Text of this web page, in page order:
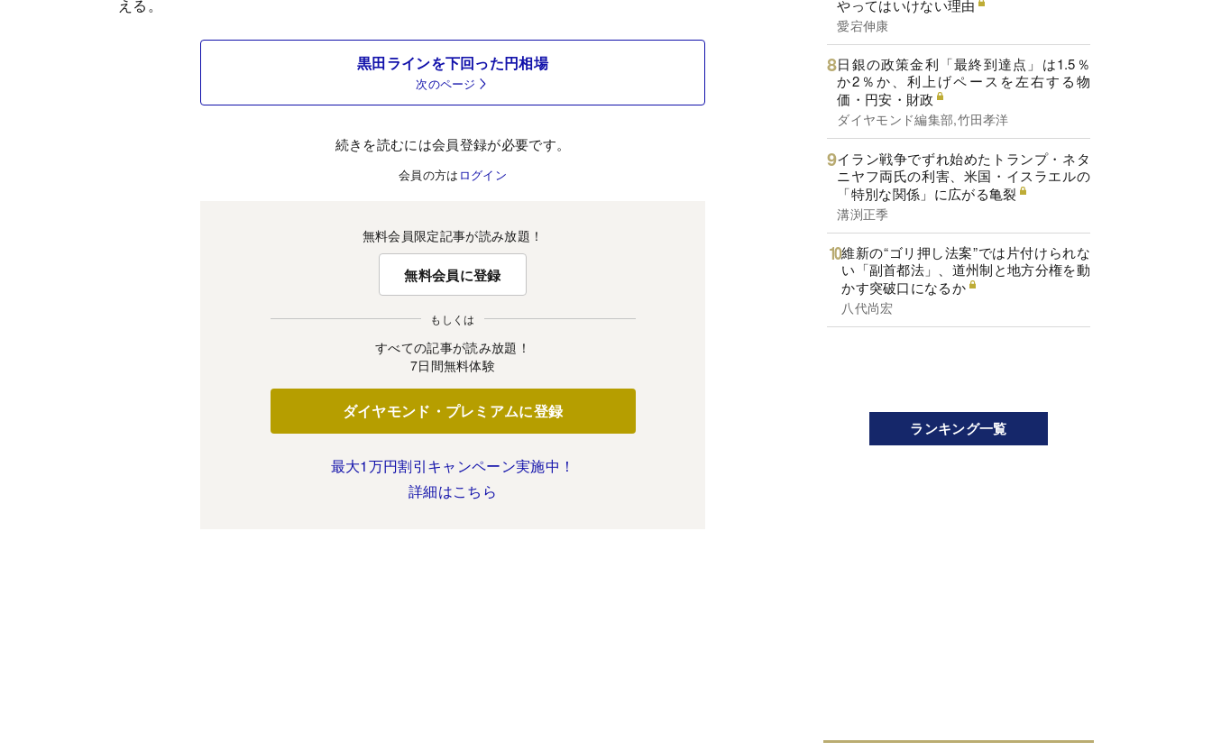
える。
黒田ラインを下回った円相場
次のページ
続きを読むには会員登録が必要です。
会員の方は ログイン
無料会員限定記事が読み放題！
無料会員に登録
もしくは
すべての記事が読み放題！
7日間無料体験
ダイヤモンド・プレミアムに登録
最大1万円割引キャンペーン実施中！
詳細はこちら
やってはいけない理由
愛宕伸康
日銀の政策金利「最終到達点」は1.5％
か2％か、利上げペースを左右する物
価・円安・財政
ダイヤモンド編集部,竹田孝洋
イラン戦争でずれ始めたトランプ・ネタ
ニヤフ両氏の利害、米国・イスラエルの
「特別な関係」に広がる亀裂
溝渕正季
維新の“ゴリ押し法案”では片付けられな
い「副首都法」、道州制と地方分権を動
かす突破口になるか
八代尚宏
ランキング一覧